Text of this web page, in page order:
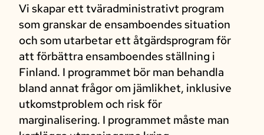
Vi skapar ett tväradministrativt program
som granskar de ensamboendes situation
och som utarbetar ett åtgärdsprogram för
att förbättra ensamboendes ställning i
Finland. I programmet bör man behandla
bland annat frågor om jämlikhet, inklusive
utkomstproblem och risk för
marginalisering. I programmet måste man